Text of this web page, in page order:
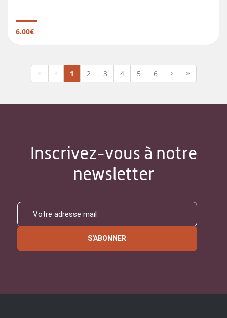
6.00€
1 2 3 4 5 6
Inscrivez-vous à notre
newsletter
S'ABONNER